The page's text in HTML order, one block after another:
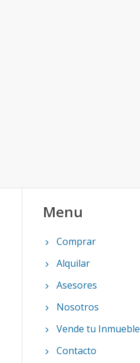
Menu
Comprar
Alquilar
Asesores
Nosotros
Vende tu Inmueble
Contacto